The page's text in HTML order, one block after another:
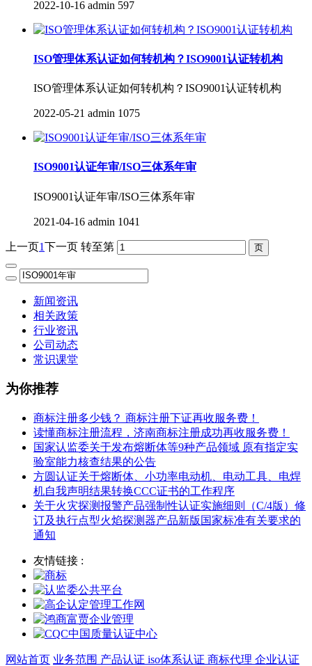
2022-10-16 admin 597
ISO管理体系认证如何转机构？ISO9001认证转机构
ISO管理体系认证如何转机构？ISO9001认证转机构
2022-05-21 admin 1075
ISO9001认证年审/ISO三体系年审
ISO9001认证年审/ISO三体系年审
2021-04-16 admin 1041
上一页1下一页 转至第
新闻资讯
相关政策
行业资讯
公司动态
常识课堂
为你推荐
商标注册多少钱？ 商标注册下证再收服务费！
读懂商标注册流程，济南商标注册成功再收服务费！
国家认监委关于发布熔断体等9种产品领域 原有指定实
验室能力核查结果的公告
方圆认证关于熔断体、小功率电动机、电动工具、电焊
机自我声明结果转换CCC证书的工作程序
关于火灾探测报警产品强制性认证实施细则（C/4版）修
订及执行点型火焰探测器产品新版国家标准有关要求的
通知
友情链接 :
网站首页 业务范围 产品认证 iso体系认证 商标代理 企业认证